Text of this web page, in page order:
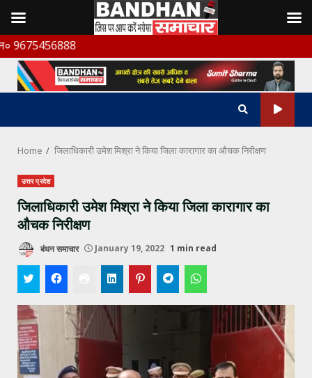
Skip
to
content
Home जिलाधिकारी उमेश मिश्रा ने किया जिला कारागार का औचक निरीक्षण
उत्तर प्रदेश
जिलाधिकारी उमेश मिश्रा ने किया जिला कारागार का
औचक निरीक्षण
बंधन समाचार January 19, 2022 1 min read